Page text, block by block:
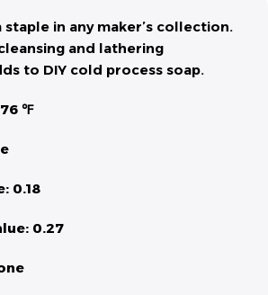
in any maker’s collection.
and lathering
to DIY cold process soap.
℉
0.18
0.27